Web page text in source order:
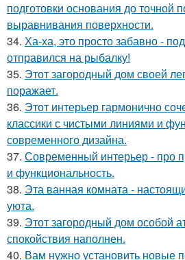
подготовки основания до точной
выравнивания поверхности.
34. Ха-ха, это просто забавно -
отправился на рыбалку!
35. Этот загородный дом своей
поражает.
36. Этот интерьер гармонично
классики с чистыми линиями и
современного дизайна.
37. Современный интерьер - про
и функциональность.
38. Эта ванная комната -
уюта.
39. Этот загородный дом особой
спокойствия наполнен.
40. Вам нужно установить новые